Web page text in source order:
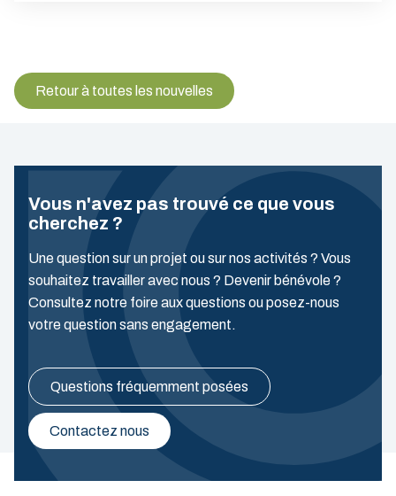
Retour à toutes les nouvelles
Vous n'avez pas trouvé ce que vous
cherchez ?
Une question sur un projet ou sur nos activités ? Vous
souhaitez travailler avec nous ? Devenir bénévole ?
Consultez notre foire aux questions ou posez-nous
votre question sans engagement.
Questions fréquemment posées
Contactez nous